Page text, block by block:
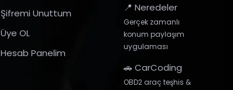
Şifremi Unuttum
Üye OL
Hesab Panelim
📍 Neredeler
Gerçek zamanlı
konum paylaşım
uygulaması
🚗 CarCoding
OBD2 araç teşhis &